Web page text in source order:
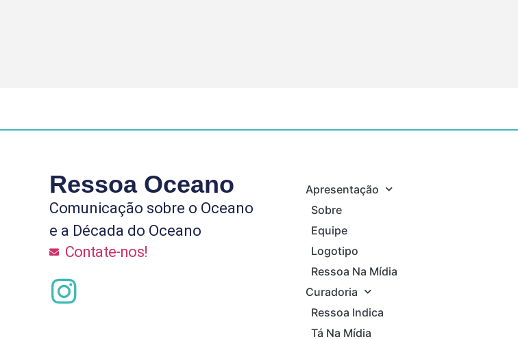
Ressoa Oceano
Comunicação sobre o Oceano
e a Década do Oceano
Contate-nos!
Apresentação
Sobre
Equipe
Logotipo
Ressoa Na Mídia
Curadoria
Ressoa Indica
Tá Na Mídia